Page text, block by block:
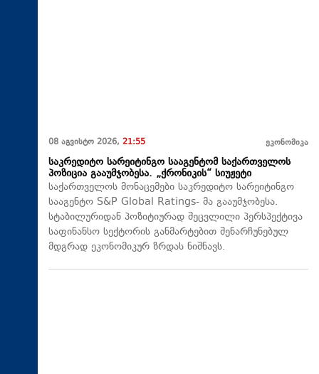
08 აგვისტო 2026, 21:55 ეკონომიკა
საკრედიტო სარეიტინგო სააგენტომ საქართველოს
პოზიცია გააუმჯობესა. „ქრონიკის“ სიუჟეტი
საქართველოს მონაცემები საკრედიტო სარეიტინგო
სააგენტო S&P Global Ratings- მა გააუმჯობესა.
სტაბილურიდან პოზიტიურად შეცვლილი პერსპექტივა
საფინანსო სექტორის განმარტებით შენარჩუნებულ
მდგრად ეკონომიკურ ზრდას ნიშნავს.